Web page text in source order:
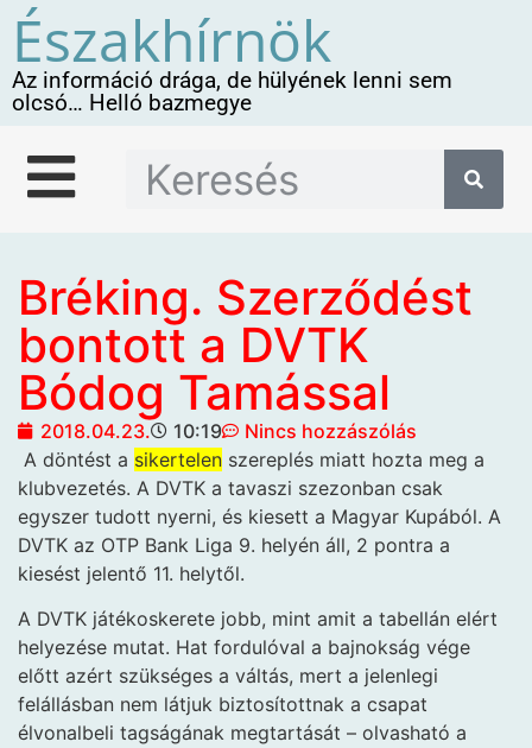
Északhírnök
Az információ drága, de hülyének lenni sem
olcsó… Helló bazmegye
Bréking. Szerződést
bontott a DVTK
Bódog Tamással
2018.04.23. 10:19
Nincs hozzászólás
A döntést a sikertelen szereplés miatt hozta meg a
klubvezetés. A DVTK a tavaszi szezonban csak
egyszer tudott nyerni, és kiesett a Magyar Kupából. A
DVTK az OTP Bank Liga 9. helyén áll, 2 pontra a
kiesést jelentő 11. helytől.
A DVTK játékoskerete jobb, mint amit a tabellán elért
helyezése mutat. Hat fordulóval a bajnokság vége
előtt azért szükséges a váltás, mert a jelenlegi
felállásban nem látjuk biztosítottnak a csapat
élvonalbeli tagságának megtartását – olvasható a